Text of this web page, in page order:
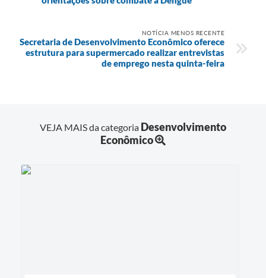
NOTÍCIA MENOS RECENTE
Secretaria de Desenvolvimento Econômico oferece
estrutura para supermercado realizar entrevistas
de emprego nesta quinta-feira
VEJA MAIS da categoria Desenvolvimento
Econômico